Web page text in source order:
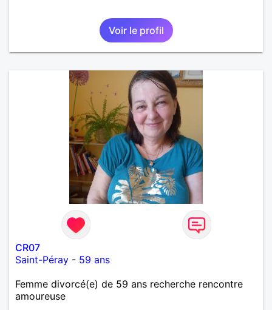
Voir le profil
CR07
Saint-Péray - 59 ans
Femme divorcé(e) de 59 ans recherche rencontre
amoureuse